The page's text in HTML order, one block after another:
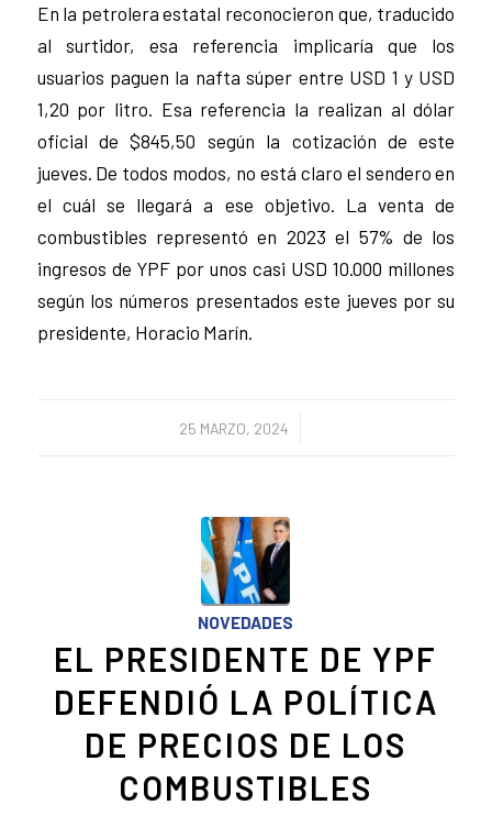
En la petrolera estatal reconocieron que, traducido
al surtidor, esa referencia implicaría que los
usuarios paguen la nafta súper entre USD 1 y USD
1,20 por litro. Esa referencia la realizan al dólar
oficial de $845,50 según la cotización de este
jueves. De todos modos, no está claro el sendero en
el cuál se llegará a ese objetivo. La venta de
combustibles representó en 2023 el 57% de los
ingresos de YPF por unos casi USD 10.000 millones
según los números presentados este jueves por su
presidente, Horacio Marín.
25 MARZO, 2024
/
NOVEDADES
EL PRESIDENTE DE YPF
DEFENDIÓ LA POLÍTICA
DE PRECIOS DE LOS
COMBUSTIBLES